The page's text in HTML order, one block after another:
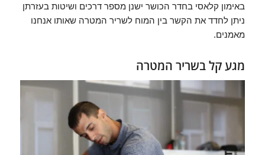
באימון קלאסי בחדר הכושר ישנן מספר דרכים ושיטות בעזרתן
ניתן לחדד את הקשר בין המוח לשריר המטרה שאותו אנחנו
מאמנים.
מגע קל בשריר המטרה